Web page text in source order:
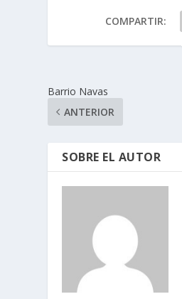
COMPARTIR:
Barrio Navas
ANTERIOR
SOBRE EL AUTOR